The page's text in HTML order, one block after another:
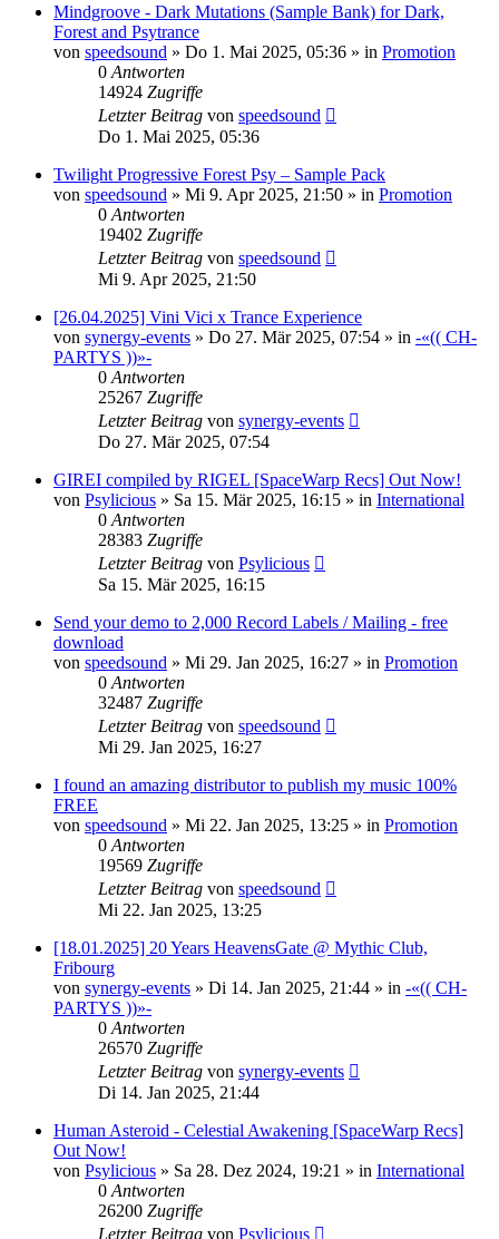
Mindgroove - Dark Mutations (Sample Bank) for Dark,
Forest and Psytrance
von speedsound » Do 1. Mai 2025, 05:36 » in Promotion
0 Antworten
14924 Zugriffe
Letzter Beitrag von speedsound
Do 1. Mai 2025, 05:36
Twilight Progressive Forest Psy – Sample Pack
von speedsound » Mi 9. Apr 2025, 21:50 » in Promotion
0 Antworten
19402 Zugriffe
Letzter Beitrag von speedsound
Mi 9. Apr 2025, 21:50
[26.04.2025] Vini Vici x Trance Experience
von synergy-events » Do 27. Mär 2025, 07:54 » in -«(( CH-
PARTYS ))»-
0 Antworten
25267 Zugriffe
Letzter Beitrag von synergy-events
Do 27. Mär 2025, 07:54
GIREI compiled by RIGEL [SpaceWarp Recs] Out Now!
von Psylicious » Sa 15. Mär 2025, 16:15 » in International
0 Antworten
28383 Zugriffe
Letzter Beitrag von Psylicious
Sa 15. Mär 2025, 16:15
Send your demo to 2,000 Record Labels / Mailing - free
download
von speedsound » Mi 29. Jan 2025, 16:27 » in Promotion
0 Antworten
32487 Zugriffe
Letzter Beitrag von speedsound
Mi 29. Jan 2025, 16:27
I found an amazing distributor to publish my music 100%
FREE
von speedsound » Mi 22. Jan 2025, 13:25 » in Promotion
0 Antworten
19569 Zugriffe
Letzter Beitrag von speedsound
Mi 22. Jan 2025, 13:25
[18.01.2025] 20 Years HeavensGate @ Mythic Club,
Fribourg
von synergy-events » Di 14. Jan 2025, 21:44 » in -«(( CH-
PARTYS ))»-
0 Antworten
26570 Zugriffe
Letzter Beitrag von synergy-events
Di 14. Jan 2025, 21:44
Human Asteroid - Celestial Awakening [SpaceWarp Recs]
Out Now!
von Psylicious » Sa 28. Dez 2024, 19:21 » in International
0 Antworten
26200 Zugriffe
Letzter Beitrag von Psylicious